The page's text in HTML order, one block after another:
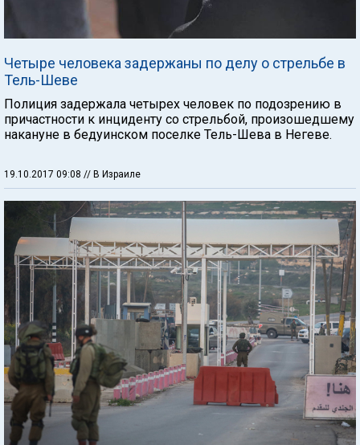
Четыре человека задержаны по делу о стрельбе в
Тель-Шеве
Полиция задержала четырех человек по подозрению в
причастности к инциденту со стрельбой, произошедшему
накануне в бедуинском поселке Тель-Шева в Негеве.
19.10.2017 09:08 // В Израиле